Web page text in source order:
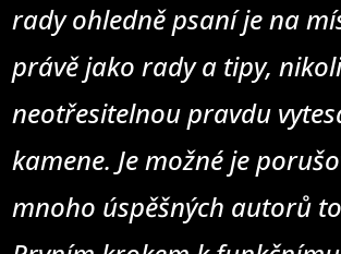
rady ohledně psaní je na
právě jako rady a tipy,
neotřesitelnou pravdu
kamene. Je možné je
mnoho úspěšných autorů